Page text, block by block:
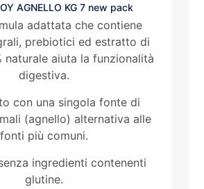
AGNELLO KG 7 new pack
adattata che contiene
prebiotici ed estratto di
naturale aiuta la funzionalità
digestiva.
con una singola fonte di
(agnello) alternativa alle
fonti più comuni.
ingredienti contenenti
glutine.